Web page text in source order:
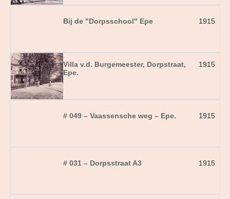
Bij de "Dorpsschool" Epe 1915
Villa v.d. Burgemeester, Dorpstraat,
Epe.
1915
# 049 – Vaassensche weg – Epe. 1915
# 031 – Dorpsstraat A3 1915